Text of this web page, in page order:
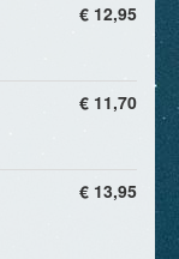
€ 12,95
€ 11,70
€ 13,95